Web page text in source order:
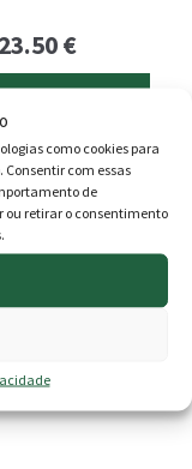
como cookies para
com essas
de
ou retirar o consentimento
23.50€